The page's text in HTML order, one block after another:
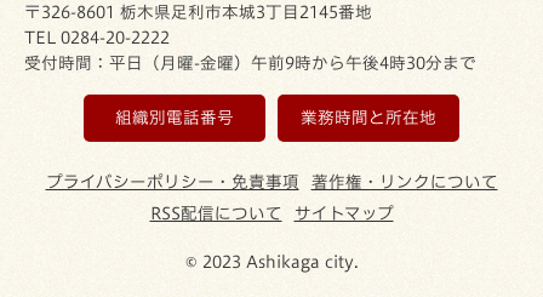
〒326-8601 栃木県足利市本城3丁目2145番地
TEL 0284-20-2222
受付時間：平日（月曜-金曜）午前9時から午後4時30分まで
組織別電話番号 業務時間と所在地
プライバシーポリシー・免責事項
著作権・リンクについて
RSS配信について
サイトマップ
© 2023 Ashikaga city.